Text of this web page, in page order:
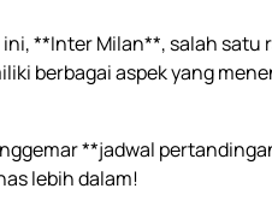
**Inter Milan**, salah satu
berbagai aspek yang
**jadwal
lebih dalam!